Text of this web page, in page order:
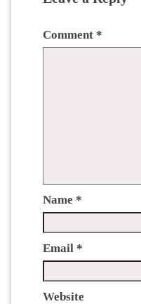
Comment *
Name *
Email *
Website